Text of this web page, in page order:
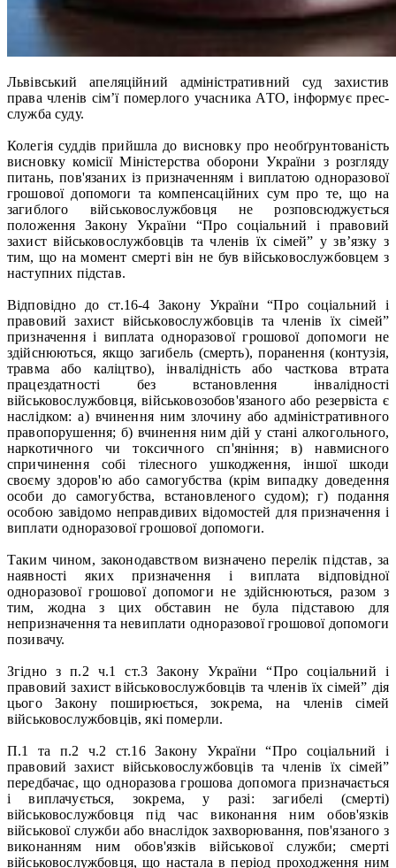
Львівський апеляційний адміністративний суд захистив
права членів сім’ї померлого учасника АТО, інформує прес-
служба суду.
Колегія суддів прийшла до висновку про необґрунтованість
висновку комісії Міністерства оборони України з розгляду
питань, пов'язаних із призначенням і виплатою одноразової
грошової допомоги та компенсаційних сум про те, що на
загиблого військовослужбовця не розповсюджується
положення Закону України “Про соціальний і правовий
захист військовослужбовців та членів їх сімей” у зв’язку з
тим, що на момент смерті він не був військовослужбовцем з
наступних підстав.
Відповідно до ст.16-4 Закону України “Про соціальний і
правовий захист військовослужбовців та членів їх сімей”
призначення і виплата одноразової грошової допомоги не
здійснюються, якщо загибель (смерть), поранення (контузія,
травма або каліцтво), інвалідність або часткова втрата
працездатності без встановлення інвалідності
військовослужбовця, військовозобов'язаного або резервіста є
наслідком: а) вчинення ним злочину або адміністративного
правопорушення; б) вчинення ним дій у стані алкогольного,
наркотичного чи токсичного сп'яніння; в) навмисного
спричинення собі тілесного ушкодження, іншої шкоди
своєму здоров'ю або самогубства (крім випадку доведення
особи до самогубства, встановленого судом); г) подання
особою завідомо неправдивих відомостей для призначення і
виплати одноразової грошової допомоги.
Таким чином, законодавством визначено перелік підстав, за
наявності яких призначення і виплата відповідної
одноразової грошової допомоги не здійснюються, разом з
тим, жодна з цих обставин не була підставою для
непризначення та невиплати одноразової грошової допомоги
позивачу.
Згідно з п.2 ч.1 ст.3 Закону України “Про соціальний і
правовий захист військовослужбовців та членів їх сімей” дія
цього Закону поширюється, зокрема, на членів сімей
військовослужбовців, які померли.
П.1 та п.2 ч.2 ст.16 Закону України “Про соціальний і
правовий захист військовослужбовців та членів їх сімей”
передбачає, що одноразова грошова допомога призначається
і виплачується, зокрема, у разі: загибелі (смерті)
військовослужбовця під час виконання ним обов'язків
військової служби або внаслідок захворювання, пов'язаного з
виконанням ним обов'язків військової служби; смерті
військовослужбовця, що настала в період проходження ним